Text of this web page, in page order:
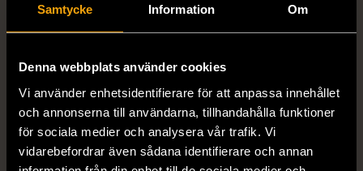
Samtycke Information Om
Denna webbplats använder cookies
Vi använder enhetsidentifierare för att anpassa innehållet
och annonserna till användarna, tillhandahålla funktioner
för sociala medier och analysera vår trafik. Vi
vidarebefordrar även sådana identifierare och annan
Premium Vintage
L (42-44)
1 499 kr
- Rutig - Premium Vintage
Mycket gott skick
999 kr